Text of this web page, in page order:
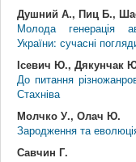
Душний А., Пиц Б.,
Молода генерація
України: сучасні
Ісевич Ю., Дякунчак
До питання
Стахніва
Молчко У., Олач Ю.
Зародження та
Савчин Г.